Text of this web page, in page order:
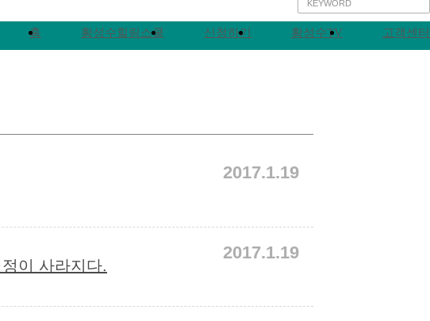
홈 황성수힐링스쿨 신청하기 황성수TV 고객센터
2017.1.19
2017.1.19
이 사라지다.